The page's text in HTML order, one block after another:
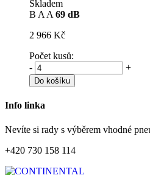
Skladem
B A A 69 dB
2 966 Kč
Počet kusů:
-
+
Do košíku
Info linka
Nevíte si rady s výběrem vhodné
+420 730 158 114